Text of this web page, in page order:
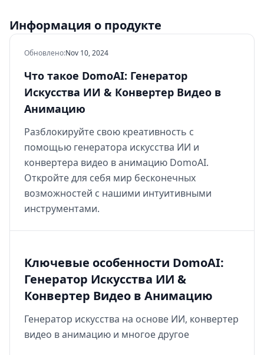
Информация о продукте
Обновлено:Nov 10, 2024
Что такое DomoAI: Генератор
Искусства ИИ & Конвертер Видео в
Анимацию
Разблокируйте свою креативность с
помощью генератора искусства ИИ и
конвертера видео в анимацию DomoAI.
Откройте для себя мир бесконечных
возможностей с нашими интуитивными
инструментами.
Ключевые особенности DomoAI:
Генератор Искусства ИИ &
Конвертер Видео в Анимацию
Генератор искусства на основе ИИ, конвертер
видео в анимацию и многое другое